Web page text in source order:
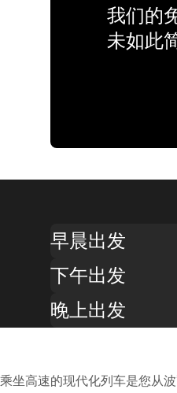
我们的
未如此
早晨出发
下午出发
晚上出发
乘坐高速的现代化列车是您从